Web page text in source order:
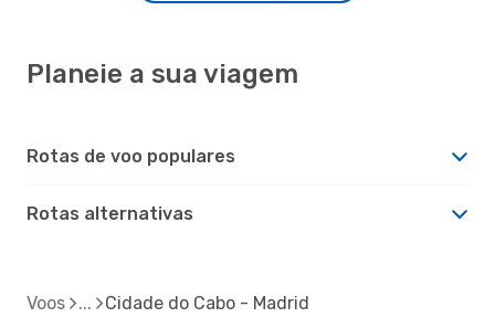
Planeie a sua viagem
Rotas de voo populares
Rotas alternativas
Voos Cidade do Cabo - Madrid